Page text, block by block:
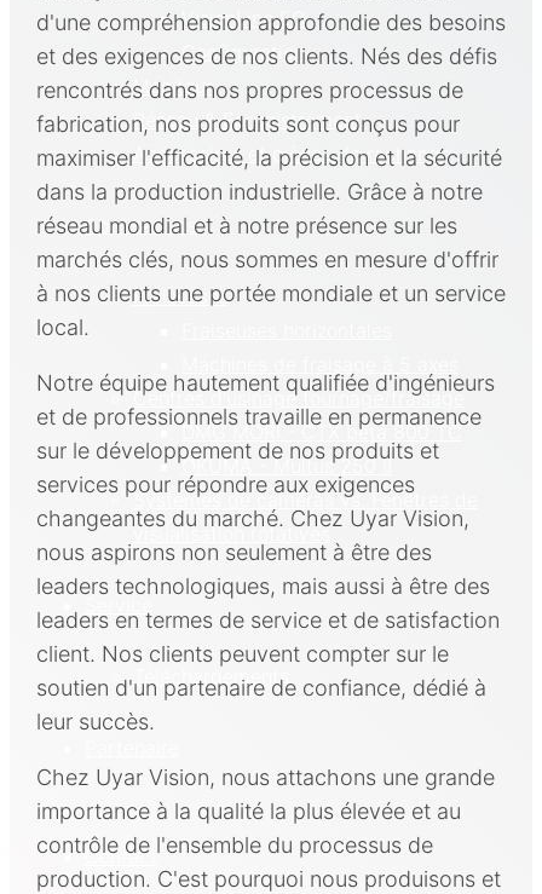
VisionLine EC
Configuration
Moniteur
Réseau & Enregistrement
Accessoires et pièces de rechange
Applications
Fraiseuses
Centres d'usinage tournage/fraisage
DMG MORI - CTX bêta 800 TC
OKUMA - Multus 250 II
Systèmes de caméras vs. Fenêtres de
visualisation rotatives
Téléchargements
Contact
d'une compréhension approfondie des besoins
et des exigences de nos clients. Nés des défis
rencontrés dans nos propres processus de
fabrication, nos produits sont conçus pour
maximiser l'efficacité, la précision et la sécurité
dans la production industrielle. Grâce à notre
réseau mondial et à notre présence sur les
marchés clés, nous sommes en mesure d'offrir
à nos clients une portée mondiale et un service
local.
Notre équipe hautement qualifiée d'ingénieurs
et de professionnels travaille en permanence
sur le développement de nos produits et
services pour répondre aux exigences
changeantes du marché. Chez Uyar Vision,
nous aspirons non seulement à être des
leaders technologiques, mais aussi à être des
leaders en termes de service et de satisfaction
client. Nos clients peuvent compter sur le
soutien d'un partenaire de confiance, dédié à
leur succès.
Chez Uyar Vision, nous attachons une grande
importance à la qualité la plus élevée et au
contrôle de l'ensemble du processus de
production. C'est pourquoi nous produisons et